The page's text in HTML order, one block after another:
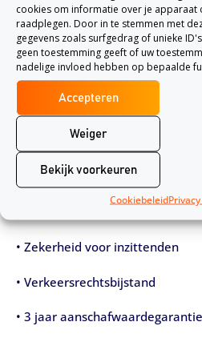
cookies om informatie over je apparaat
raadplegen. Door in te stemmen met
gegevens zoals surfgedrag of unieke
geen toestemming geeft of uw
nadelige invloed hebben op bepaalde
Accepteren
Weiger
Bekijk voorkeuren
Cookiebeleid
ANWB aanvullende
Verder heeft de ANWB ook nog
autoverzekeringen. Met deze
dekking uit van je
autoverzekering nog beter
• Zekerheid voor inzittenden
• Verkeersrechtsbijstand
• 3 jaar aanschafwaardegarantie